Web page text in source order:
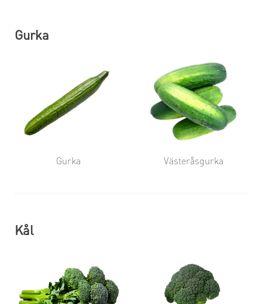
Gurka
Gurka Västeråsgurka
Kål